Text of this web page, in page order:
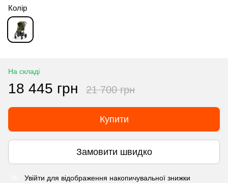
Колір
На складі
18 445 грн 21 700 грн
Купити
Замовити швидко
Увійти для відображення накопичувальної знижки